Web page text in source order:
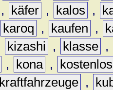
, käfer , kalos ,
karoq , kaufen ,
kizashi , klasse ,
, kona ,
kostenlos
kraftfahrzeuge ,